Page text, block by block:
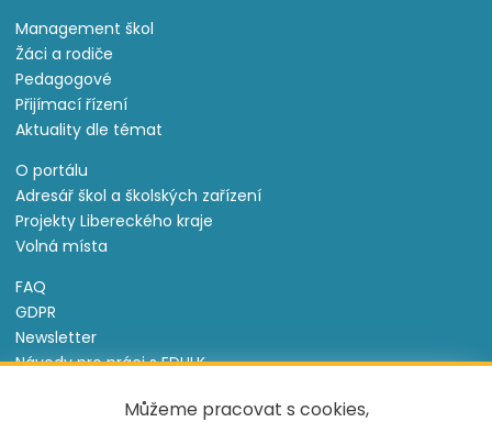
Můžeme pracovat s cookies,
Management škol
Žáci a rodiče
Pedagogové
Přijímací řízení
Aktuality dle témat
O portálu
Adresář škol a školských zařízení
Projekty Libereckého kraje
Volná místa
FAQ
GDPR
Newsletter
Návody pro práci s EDULK
Nastavení cookies